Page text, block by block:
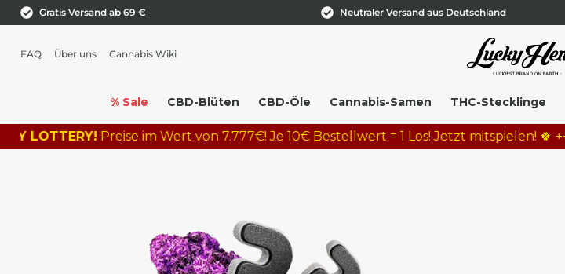
Gratis Versand ab 69 € Neutraler Versand aus Deutschland
FAQ Über uns Cannabis Wiki
% Sale CBD-Blüten CBD-Öle Cannabis-Samen THC-Stecklinge
Preise im Wert von 7.777€! Je 10€ Bestellwert = 1 Los! Jetzt mitspielen! 🍀 +++